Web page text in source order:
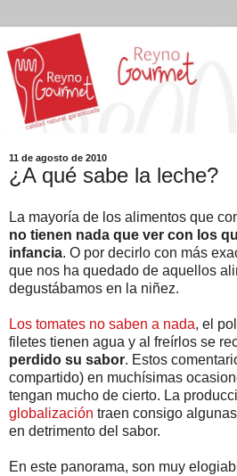
11 de agosto de 2010
¿A qué sabe la leche?
La mayoría de los alimentos que
no tienen nada que ver con los
infancia. O por decirlo con más
que nos ha quedado de aquellos
degustábamos en la niñez.
Los tomates no saben a nada, el
filetes tienen agua y al freírlos se
perdido su sabor. Estos
compartido) en muchísimas
tengan mucho de cierto. La
globalización traen consigo
en detrimento del sabor.
En este panorama, son muy